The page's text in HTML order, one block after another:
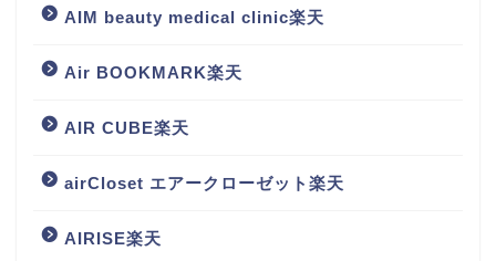
AIM beauty medical clinic楽天
Air BOOKMARK楽天
AIR CUBE楽天
airCloset エアークローゼット楽天
AIRISE楽天